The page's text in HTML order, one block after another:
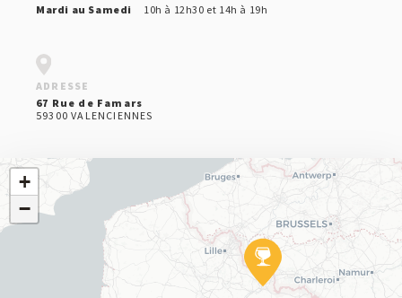
Mardi au Samedi
10h à 12h30 et 14h à 19h
ADRESSE
67 Rue de Famars
59300 VALENCIENNES
+
−